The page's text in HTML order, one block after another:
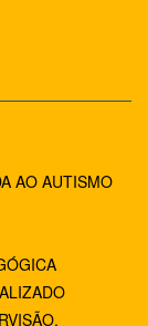
AO AUTISMO